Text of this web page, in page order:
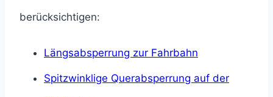
berücksichtigen:
Längsabsperrung zur Fahrbahn
Spitzwinklige Querabsperrung auf der